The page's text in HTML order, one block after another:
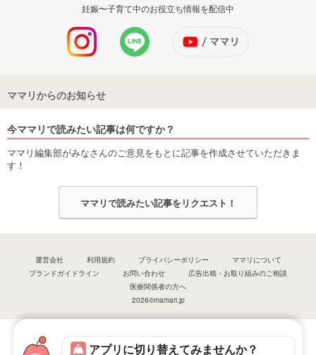
アプリに切り替えてみませんか？
妊娠〜子育て中のお役立ち情報を配信中
ママリからのお知らせ
今ママリで読みたい記事は何ですか？
ママリ編集部がみなさんのご意見をもとに記事を作成させていただきま
す！
ママリで読みたい記事をリクエスト！
運営会社 利用規約 プライバシーポリシー
ママリについて
ブランドガイドライン
お問い合わせ
広告出稿・お取り組みのご相談
医療関係者の方へ
2026©mamari.jp